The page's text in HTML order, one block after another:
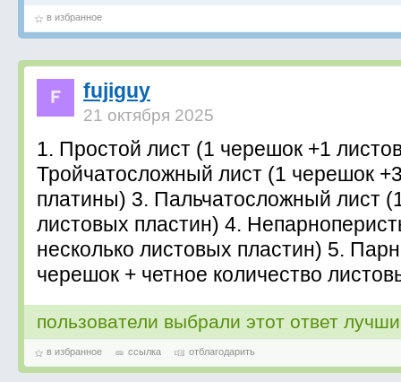
в избранное
fujiguy
21 октября 2025
1. Простой лист (1 черешок +1
Тройчатосложный лист (1 черешок
платины) 3. Пальчатосложный лист
листовых пластин) 4.
несколько листовых пластин) 5.
черешок + четное количество
пользователи выбрали этот ответ
в избранное ссылка отблагодарить